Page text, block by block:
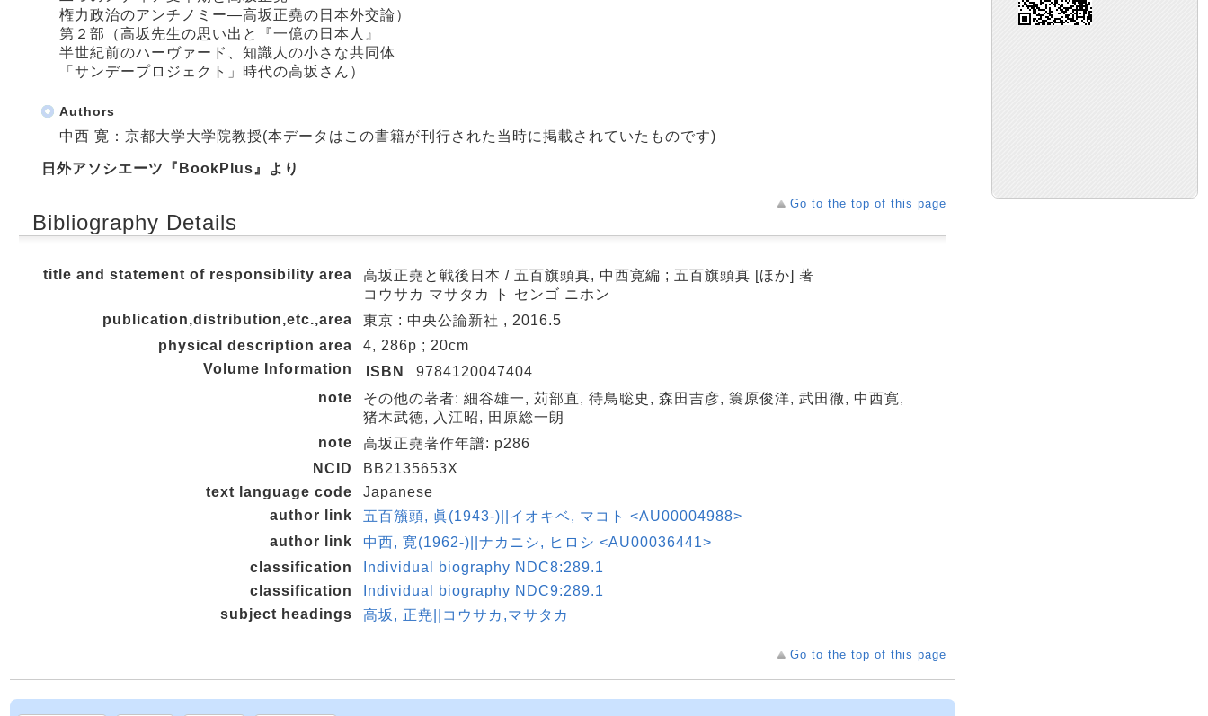
権力政治のアンチノミー―高坂正堯の日本外交論）
第２部（高坂先生の思い出と『一億の日本人』
半世紀前のハーヴァード、知識人の小さな共同体
「サンデープロジェクト」時代の高坂さん）
Authors
中西 寛：京都大学大学院教授(本データはこの書籍が刊行された当時に掲載されていたものです)
日外アソシエーツ『BookPlus』より
Go to the top of this page
Bibliography Details
title and statement of responsibility area
高坂正堯と戦後日本 / 五百旗頭真, 中西寛編 ; 五百旗頭真 [ほか] 著
コウサカ マサタカ ト センゴ ニホン
publication,distribution,etc.,area
東京 : 中央公論新社 , 2016.5
physical description area
4, 286p ; 20cm
Volume Information
ISBN
9784120047404
note
その他の著者: 細谷雄一, 苅部直, 待鳥聡史, 森田吉彦, 簑原俊洋, 武田徹, 中西寛,
猪木武徳, 入江昭, 田原総一朗
note
高坂正堯著作年譜: p286
NCID
BB2135653X
text language code
Japanese
author link
五百籏頭, 眞(1943-)||イオキベ, マコト <AU00004988>
author link
中西, 寛(1962-)||ナカニシ, ヒロシ <AU00036441>
classification
Individual biography NDC8:289.1
classification
Individual biography NDC9:289.1
subject headings
高坂, 正尭||コウサカ,マサタカ
Go to the top of this page